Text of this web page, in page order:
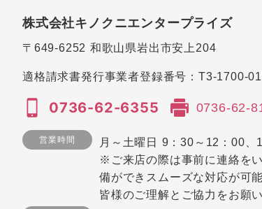
株式会社キノクニエンタープライズ
〒649-6252 和歌山県岩出市安上204
適格請求書発行事業者登録番号：T3-1700-
0736-62-6355 0736-62-
営業時間
月～土曜日 9：30～12：00、
※ご来店の際は事前に連絡を
備ができスムーズな対応が可能
皆様のご理解とご協力をお願